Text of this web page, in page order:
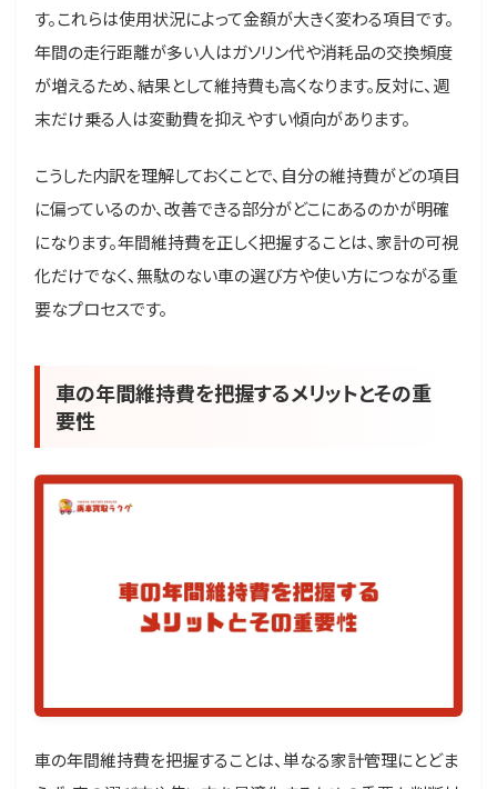
す。これらは使用状況によって金額が大きく変わる項目です。
年間の走行距離が多い人はガソリン代や消耗品の交換頻度
が増えるため、結果として維持費も高くなります。反対に、週
末だけ乗る人は変動費を抑えやすい傾向があります。
こうした内訳を理解しておくことで、自分の維持費がどの項目
に偏っているのか、改善できる部分がどこにあるのかが明確
になります。年間維持費を正しく把握することは、家計の可視
化だけでなく、無駄のない車の選び方や使い方につながる重
要なプロセスです。
車の年間維持費を把握するメリットとその重
要性
車の年間維持費を把握することは、単なる家計管理にとどま